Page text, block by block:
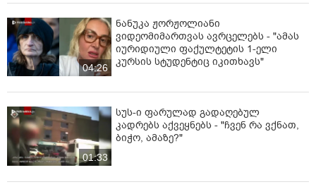
ვიდეო: "ტვ პირველი"
04:26
ნანუკა ჟორჟოლიანი
ვიდეომიმართვას ავრცელებს - "ამას
იურიდიული ფაქულტეტის 1-ელი
კურსის სტუდენტიც იკითხავს"
01:33
სუს-ი ფარულად გადაღებულ
კადრებს აქვეყნებს - "ჩვენ რა ვქნათ,
ბიჭო, ამაზე?"